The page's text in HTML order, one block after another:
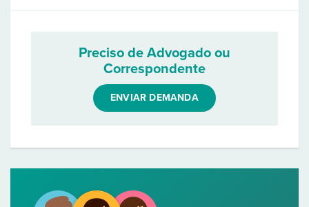
Preciso de Advogado ou
Correspondente
ENVIAR DEMANDA